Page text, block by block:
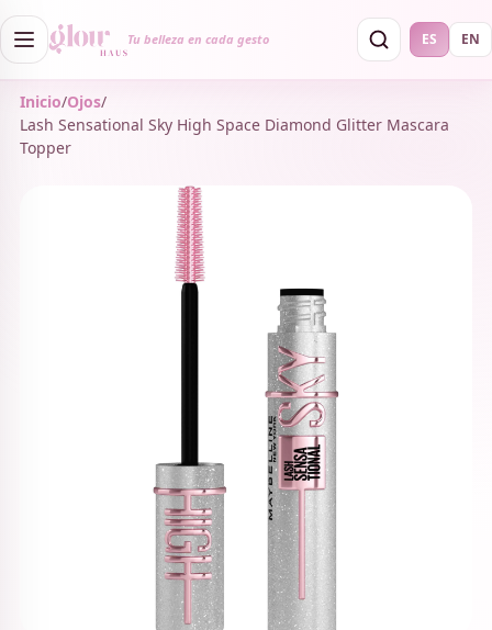
Tu belleza en cada gesto ES EN
Inicio/Ojos/
Lash Sensational Sky High Space Diamond Glitter Mascara
Topper